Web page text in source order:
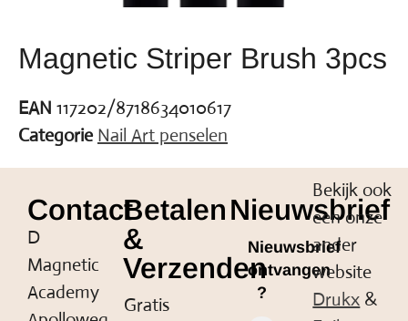
Magnetic Striper Brush 3pcs
EAN 117202/8718634010617
Categorie Nail Art penselen
Contact
D
Magnetic
Academy
Betalen
&
Verzenden
Gratis
Nieuwsbrief
Nieuwsbrief
ontvangen
?
Bekijk ook
een onze
ander
website
Drukx &